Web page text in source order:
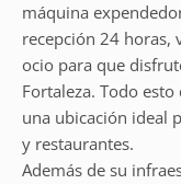
máquina
recepción 24 horas,
ocio para que
Fortaleza. Todo
una ubicación ideal
y restaurantes.
Además de su